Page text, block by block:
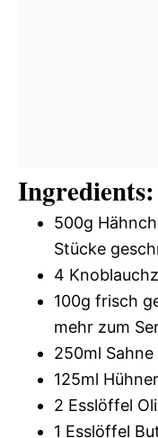
Ingredients:
500g
Stücke
4
100g frisch
mehr zum
250ml
125ml
2 Esslöffel
1 Esslöffel